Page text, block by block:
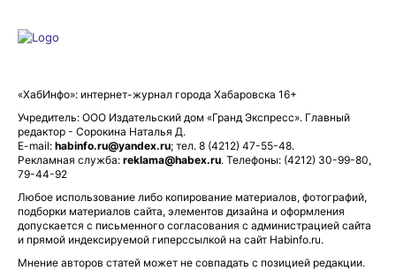
«ХабИнфо»: интернет-журнал города Хабаровска 16+
Учредитель: ООО Издательский дом «Гранд Экспресс». Главный
редактор - Сорокина Наталья Д.
E-mail: habinfo.ru@yandex.ru; тел. 8 (4212) 47-55-48.
Рекламная служба: reklama@habex.ru. Телефоны: (4212) 30-99-80,
79-44-92
Любое использование либо копирование материалов, фотографий,
подборки материалов сайта, элементов дизайна и оформления
допускается с письменного согласования с администрацией сайта
и прямой индексируемой гиперссылкой на сайт Habinfo.ru.
Мнение авторов статей может не совпадать с позицией редакции.